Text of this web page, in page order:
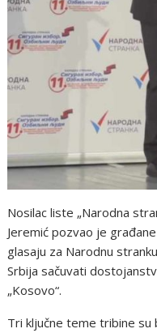
Nosilac liste „Narodna
Jeremić pozvao je
glasaju za Narodnu
Srbija sačuvati
„Kosovo“.
Tri ključne teme tribine su